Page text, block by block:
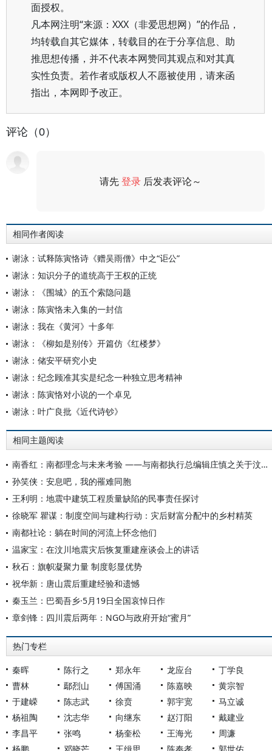
面授权。
凡本网注明“来源：XXX（非爱思想网）”的作品，
均转载自其它媒体，转载目的在于分享信息、助
推思想传播，并不代表本网赞同其观点和对其真
实性负责。若作者或版权人不愿被使用，请来函
指出，本网即予改正。
评论（0）
请先登录 后发表评论～
相同作者阅读
谢泳：试释陈寅恪诗《赠吴雨僧》中之“讵公”
谢泳：知识分子的道统高于王权的正统
谢泳：《围城》的五个索隐问题
谢泳：陈寅恪未入集的一封信
谢泳：我在《黄河》十多年
谢泳：《柳如是别传》开篇仿《红楼梦》
谢泳：储安平研究小史
谢泳：纪念顾准其实是纪念一种独立思考精神
谢泳：陈寅恪对小说的一个卓见
谢泳：叶广良批《近代诗钞》
相同主题阅读
南香红：南都理念与未来考验 ——与南都执行总编辑庄慎之关于汶川地震报道的对话
孙笑侠：安息吧，我的罹难同胞
王利明：地震中建筑工程质量缺陷的民事责任探讨
徐晓军 瞿谋：制度空间与建构行动：灾后财富分配中的乡村精英
南都社论：躺在时间的河流上怀念他们
温家宝：在汶川地震灾后恢复重建座谈会上的讲话
秋石：旗帜凝聚力量 制度彰显优势
祝华新：唐山震后重建经验和遗憾
秦玉兰：巴蜀吾乡·5月19日全国哀悼日作
章剑锋：四川震后两年：NGO与政府开始“蜜月”
热门专栏
秦晖 陈行之 郑永年 龙应台
丁学良
曹林
鄢烈山 傅国涌 陈嘉映
黄宗智
于建嵘
陈志武 徐贲 郭宇宽
马立诚
杨祖陶
沈志华 向继东 赵汀阳
戴建业
李昌平
张鸣 杨奎松 王海光
周濂